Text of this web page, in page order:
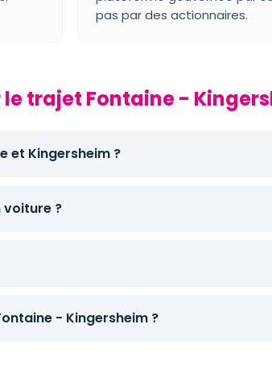
pas par des actionnaires.
trajet Fontaine -
et Kingersheim ?
voiture ?
- Kingersheim ?